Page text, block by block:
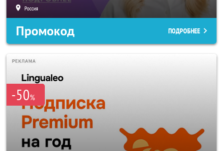
Россия
Промокод ПОДРОБНЕЕ
-50%